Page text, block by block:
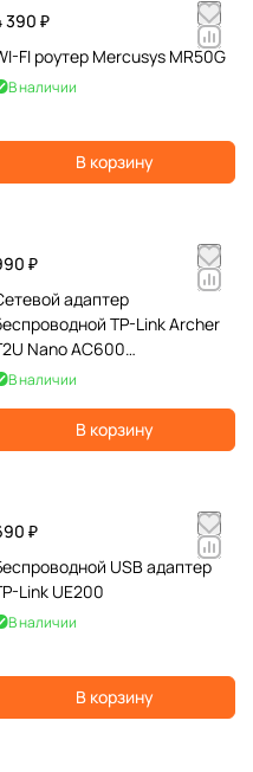
390 ₽
FI роутер Mercusys MR50G
В наличии
В корзину
₽
адаптер
TP-Link Archer
Nano AC600
1T1R, до 433
В наличии
В корзину
₽
USB адаптер
Link UE200
В наличии
В корзину